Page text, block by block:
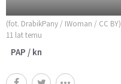
(fot. DrabikPany / IWoman / CC BY)
11 lat temu
PAP / kn